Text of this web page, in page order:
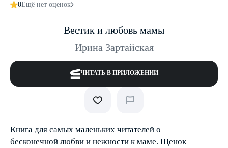
0Ещё нет оценок
Вестик и любовь мамы
Ирина Зартайская
ЧИТАТЬ В ПРИЛОЖЕНИИ
Книга для самых маленьких читателей о
бесконечной любви и нежности к маме. Щенок